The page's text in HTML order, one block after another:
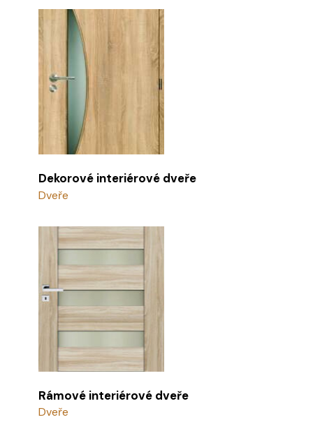
Dekorové interiérové dveře
Dveře
Rámové interiérové dveře
Dveře